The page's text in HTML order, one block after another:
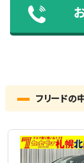
フリードの